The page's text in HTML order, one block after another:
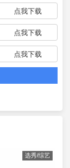
点我下载
点我下载
点我下载
选秀/综艺